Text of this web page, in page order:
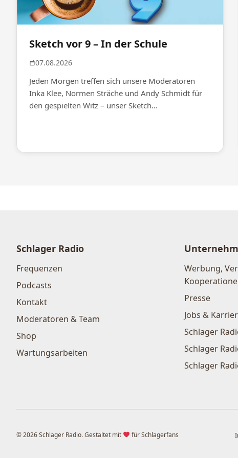
Sketch vor 9 – In der Schule
07.08.2026
Jeden Morgen treffen sich unsere Moderatoren
Inka Klee, Normen Sträche und Andy Schmidt für
den gespielten Witz – unser Sketch...
Schlager Radio
Frequenzen
Podcasts
Kontakt
Moderatoren & Team
Shop
Wartungsarbeiten
Werbung,
Presse
Jobs &
Schlager
Schlager
Schlager
© 2026 Schlager Radio. Gestaltet mit für Schlagerfans